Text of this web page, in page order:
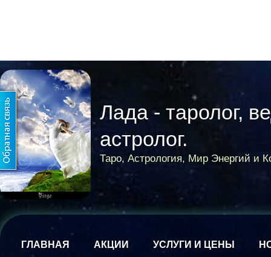
Лада - таролог,
астролог.
Таро, Астрология, Мир Энергий и
ГЛАВНАЯ АКЦИИ УСЛУГИ И ЦЕНЫ